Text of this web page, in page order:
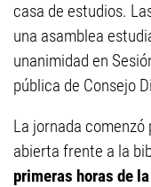
casa de estudios.
una asamblea
unanimidad en
pública de Consejo
La jornada
abierta frente a la
primeras horas de